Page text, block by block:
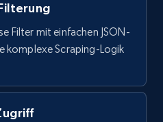
Filter mit einfachen JSON-
komplexe Scraping-Logik